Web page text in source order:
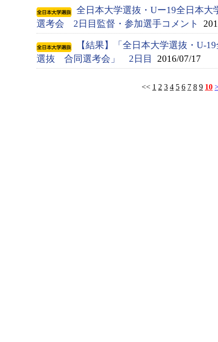
全日本大学選抜・Uー19全日本大
選考会 2日目監督・参加選手コメント
【結果】「全日本大学選抜・U-
選抜 合同選考会」 2日目
2016/07/17
<< 1 2 3 4 5 6 7 8 9 10